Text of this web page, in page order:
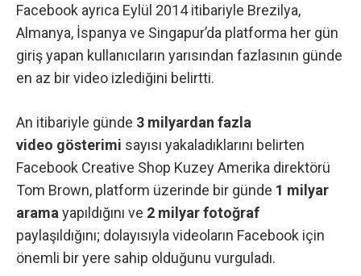
Facebook ayrıca Eylül 2014 itibariyle Brezilya,
Almanya, İspanya ve Singapur’da platforma her gün
giriş yapan kullanıcıların yarısından fazlasının günde
en az bir video izlediğini belirtti.
An itibariyle günde 3 milyardan fazla
video gösterimi sayısı yakaladıklarını belirten
Facebook Creative Shop Kuzey Amerika direktörü
Tom Brown, platform üzerinde bir günde 1 milyar
aramayapıldığını ve 2 milyar fotoğraf
paylaşıldığını; dolayısıyla videoların Facebook için
önemli bir yere sahip olduğunu vurguladı.